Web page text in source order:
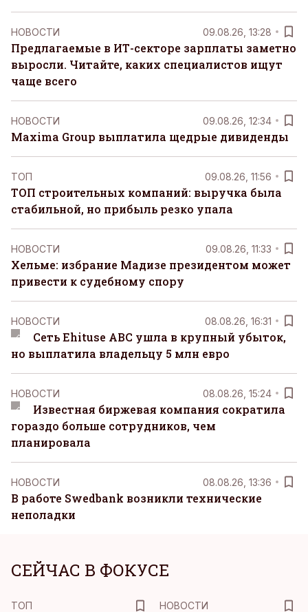
НОВОСТИ 09.08.26, 13:28
Предлагаемые в ИТ-секторе зарплаты заметно
выросли. Читайте, каких специалистов ищут
чаще всего
НОВОСТИ 09.08.26, 12:34
Maxima Group выплатила щедрые дивиденды
ТОП 09.08.26, 11:56
ТОП строительных компаний: выручка была
стабильной, но прибыль резко упала
НОВОСТИ 09.08.26, 11:33
Хельме: избрание Мадизе президентом может
привести к судебному спору
НОВОСТИ 08.08.26, 16:31
Сеть Ehituse ABC ушла в крупный убыток,
но выплатила владельцу 5 млн евро
НОВОСТИ 08.08.26, 15:24
Известная биржевая компания сократила
гораздо больше сотрудников, чем
планировала
НОВОСТИ 08.08.26, 13:36
В работе Swedbank возникли технические
неполадки
СЕЙЧАС В ФОКУСЕ
ТОП
НОВОСТИ